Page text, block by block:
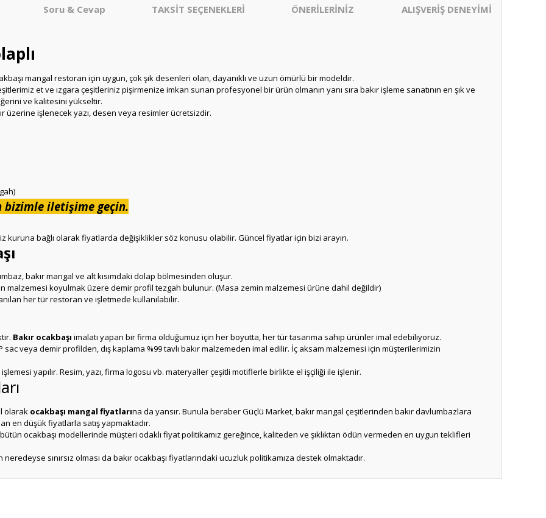
Soru & Cevap TAKSİT SEÇENEKLERİ ÖNERİLERİNİZ ALIŞVERİŞ DENEYİMİ
mangal restoran için uygun, çok şık desenleri olan, dayanıklı ve uzun ömürlü bir modeldir.
et ve ızgara çeşitleriniz pişirmenize imkan sunan profesyonel bir ürün olmanın yanı sıra bakır işleme sanatının en şık ve
ve kalitesini yükseltir.
üzerine işlenecek yazı, desen veya resimler ücretsizdir.
iletişime geçin.
bağlı olarak fiyatlarda değişiklikler söz konusu olabilir. Güncel fiyatlar için bizi arayın.
bakır mangal ve alt kısımdaki dolap bölmesinden oluşur.
malzemesi koyulmak üzere demir profil tezgah bulunur. (Masa zemin malzemesi ürüne dahil değildir)
her tür restoran ve işletmede kullanılabilir.
Bakır ocakbaşı imalatı yapan bir firma olduğumuz için her boyutta, her tür tasarıma sahip ürünler imal edebiliyoruz.
veya demir profilden, dış kaplama %99 tavlı bakır malzemeden imal edilir. İç aksam malzemesi için müşterilerimizin
yapılır. Resim, yazı, firma logosu vb. materyaller çeşitli motiflerle birlikte el işçiliği ile işlenir.
olarak ocakbaşı mangal fiyatlarına da yansır. Bunula beraber Güçlü Market, bakır mangal çeşitlerinden bakır davlumbazlara
en düşük fiyatlarla satış yapmaktadır.
ocakbaşı modellerinde müşteri odaklı fiyat politikamız gereğince, kaliteden ve şıklıktan ödün vermeden en uygun teklifleri
sınırsız olması da bakır ocakbaşı fiyatlarındaki ucuzluk politikamıza destek olmaktadır.